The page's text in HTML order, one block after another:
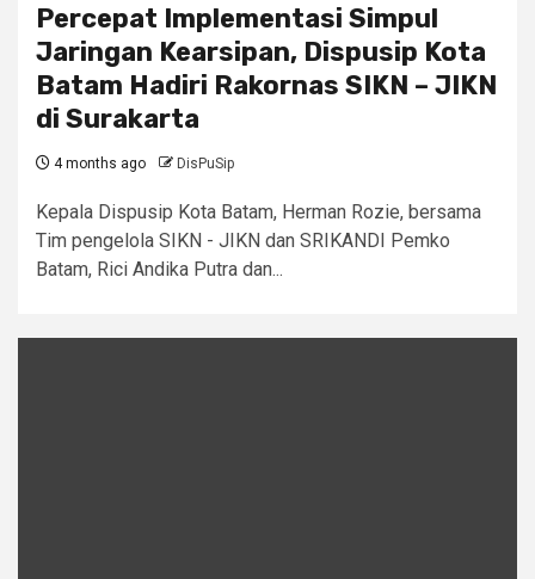
Percepat Implementasi Simpul
Jaringan Kearsipan, Dispusip Kota
Batam Hadiri Rakornas SIKN – JIKN
di Surakarta
4 months ago DisPuSip
Kepala Dispusip Kota Batam, Herman Rozie, bersama
Tim pengelola SIKN - JIKN dan SRIKANDI Pemko
Batam, Rici Andika Putra dan...